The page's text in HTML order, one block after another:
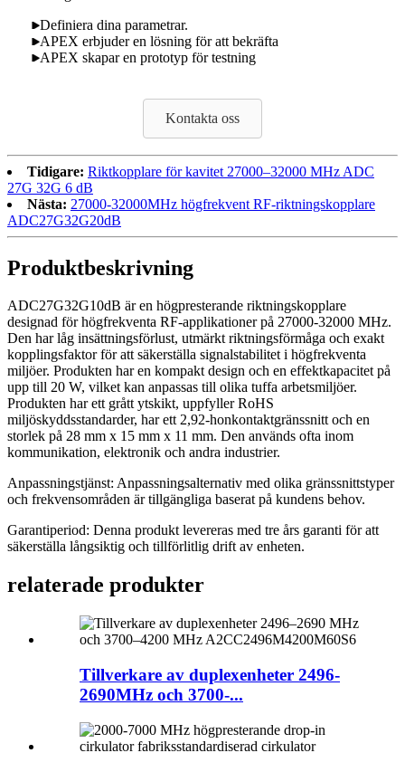
Definiera dina parametrar.
APEX erbjuder en lösning för att bekräfta
APEX skapar en prototyp för testning
Kontakta oss
Tidigare: Riktkopplare för kavitet 27000–32000 MHz ADC
27G 32G 6 dB
Nästa: 27000-32000MHz högfrekvent RF-riktningskopplare
ADC27G32G20dB
Produktbeskrivning
ADC27G32G10dB är en högpresterande riktningskopplare
designad för högfrekventa RF-applikationer på 27000-32000 MHz.
Den har låg insättningsförlust, utmärkt riktningsförmåga och exakt
kopplingsfaktor för att säkerställa signalstabilitet i högfrekventa
miljöer. Produkten har en kompakt design och en effektkapacitet på
upp till 20 W, vilket kan anpassas till olika tuffa arbetsmiljöer.
Produkten har ett grått ytskikt, uppfyller RoHS
miljöskyddsstandarder, har ett 2,92-honkontaktgränssnitt och en
storlek på 28 mm x 15 mm x 11 mm. Den används ofta inom
kommunikation, elektronik och andra industrier.
Anpassningstjänst: Anpassningsalternativ med olika gränssnittstyper
och frekvensområden är tillgängliga baserat på kundens behov.
Garantiperiod: Denna produkt levereras med tre års garanti för att
säkerställa långsiktig och tillförlitlig drift av enheten.
relaterade produkter
Tillverkare av duplexenheter 2496-
2690MHz och 3700-...